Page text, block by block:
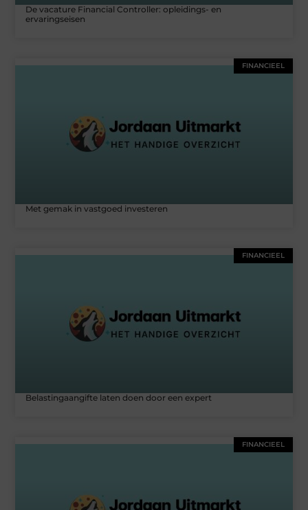
De vacature Financial Controller: opleidings- en
ervaringseisen
FINANCIEEL
Met gemak in vastgoed investeren
FINANCIEEL
Belastingaangifte laten doen door een expert
FINANCIEEL